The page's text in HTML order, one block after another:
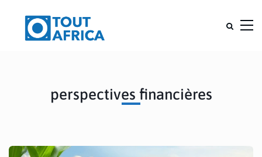
perspectives financières